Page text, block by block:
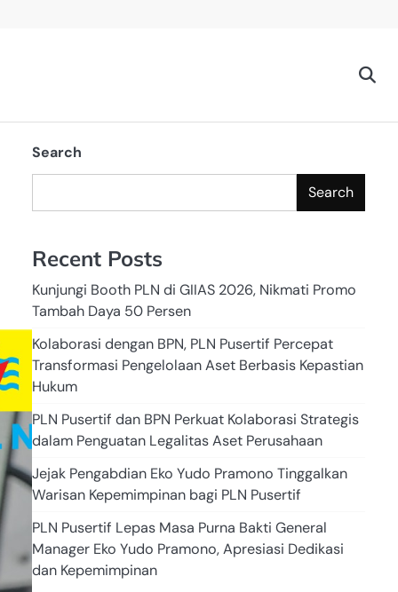
Search
Search
Recent Posts
Kunjungi Booth PLN di GIIAS 2026, Nikmati Promo
Tambah Daya 50 Persen
Kolaborasi dengan BPN, PLN Pusertif Percepat
Transformasi Pengelolaan Aset Berbasis Kepastian
Hukum
PLN Pusertif dan BPN Perkuat Kolaborasi Strategis
dalam Penguatan Legalitas Aset Perusahaan
Jejak Pengabdian Eko Yudo Pramono Tinggalkan
Warisan Kepemimpinan bagi PLN Pusertif
PLN Pusertif Lepas Masa Purna Bakti General
Manager Eko Yudo Pramono, Apresiasi Dedikasi
dan Kepemimpinan